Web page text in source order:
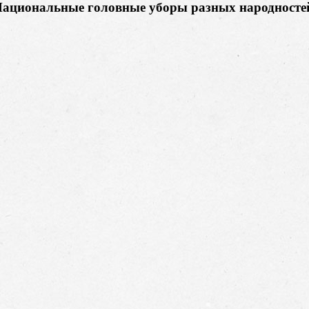
головные уборы разных